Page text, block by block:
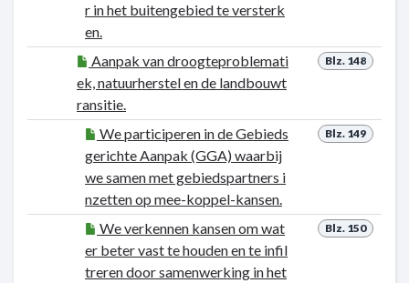
r in het buitengebied te versterk
en.
Blz. 148
Aanpak van droogteproblemati
ek, natuurherstel en de landbouwt
ransitie.
Blz. 149
We participeren in de Gebieds
gerichte Aanpak (GGA) waarbij
we samen met gebiedspartners i
nzetten op mee-koppel-kansen.
Blz. 150
We verkennen kansen om wat
er beter vast te houden en te infil
treren door samenwerking in het